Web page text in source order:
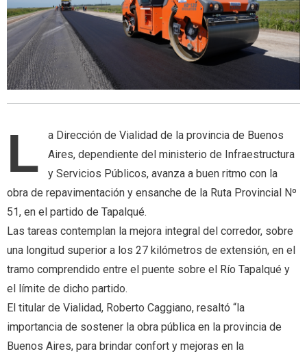
L
a Dirección de Vialidad de la provincia de Buenos
Aires, dependiente del ministerio de Infraestructura
y Servicios Públicos, avanza a buen ritmo con la
obra de repavimentación y ensanche de la Ruta Provincial Nº
51, en el partido de Tapalqué.
Las tareas contemplan la mejora integral del corredor, sobre
una longitud superior a los 27 kilómetros de extensión, en el
tramo comprendido entre el puente sobre el Río Tapalqué y
el límite de dicho partido.
El titular de Vialidad, Roberto Caggiano, resaltó “la
importancia de sostener la obra pública en la provincia de
Buenos Aires, para brindar confort y mejoras en la